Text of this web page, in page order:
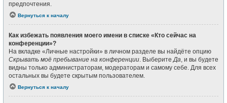
предпочтения.
Вернуться к началу
Как избежать появления моего имени в списке «Кто сейчас на
конференции»?
На вкладке «Личные настройки» в личном разделе вы найдёте опцию
Скрывать моё пребывание на конференции. ВыберитеДа, и вы будете
видны только администраторам, модераторам и самому себе. Для всех
остальных вы будете скрытым пользователем.
Вернуться к началу